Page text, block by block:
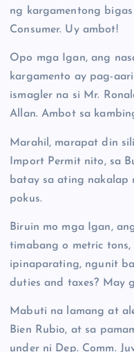
ng kargamentong
Consumer. Uy ambot!
Opo mga Igan, ang
kargamento ay pag-
ismagler na si Mr.
Allan. Ambot sa
Marahil, marapat din
Import Permit nito, sa
batay sa ating nakalap
pokus.
Biruin mo mga Igan,
timabang o metric
ipinaparating, ngunit
duties and taxes? May
Mabuti na lamang at
Bien Rubio, at sa
under ni Dep. Comm.